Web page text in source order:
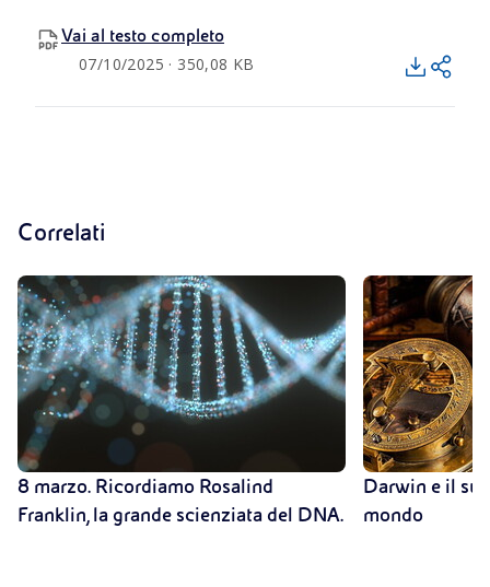
Vai al testo completo
07/10/2025 · 350,08 KB
Correlati
8 marzo. Ricordiamo Rosalind
Franklin, la grande scienziata del DNA.
Darwin e il
mondo